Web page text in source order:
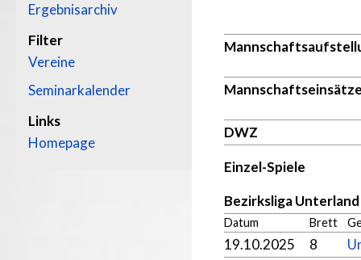
Ergebnisarchiv
Filter
Vereine
Seminarkalender
Links
Homepage
DWZ
Einzel-Spiele
Bezirksliga
Datum Brett
19.10.2025 8